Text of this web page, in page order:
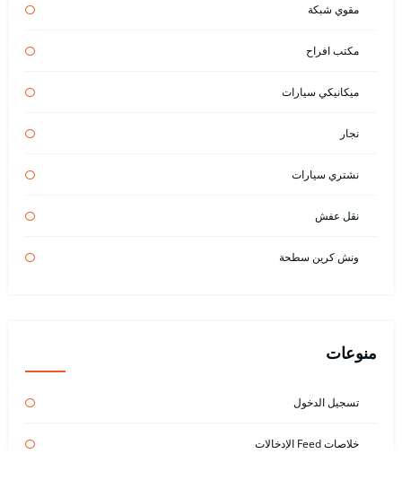
مقوي شبكة
مكتب افراح
ميكانيكي سيارات
نجار
نشتري سيارات
نقل عفش
ونش كرين سطحة
منوعات
تسجيل الدخول
خلاصات Feed الإدخالات